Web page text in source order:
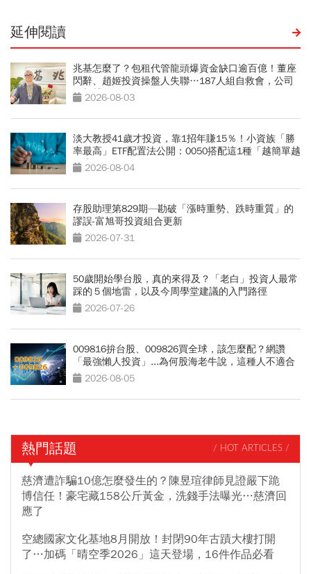
延伸閱讀
兆基怎麼了？包租代管龍頭爆資金缺口逾百億！董座
閃辭、趙姬投資操盤人失聯…187人組自救會，公司
最新聲明
2026-08-03
淡大教授41歲才投資，靠1招年賺15％！小資族「勝
率最高」ETF配置法公開：0050搭配這1種「越簡單越
好賺」
2026-08-04
存股助理第829期—勘破「漲時重勢、跌時重質」的
謬誤-富旭哥投資組合更新
2026-07-31
50歲開始學台股，真的來得及？「老白」投資人最常
踩的５個地雷，以及今周學堂建議的入門路徑
2026-07-26
009816拚台股、009826買全球，該怎麼配？網讚
「最強懶人投資」...為何股海老牛說，這種人不適合
買？2026-08-05
熱門話題 / HOT ARTICLES /
慈濟遭詐騙10億怎麼發生的？陳昱瑄律師見證嚴下跪
博信任！豪宅藏158公斤黃金，洗錢手法曝光…慈濟回
應了
空總國家文化基地8月開放！封閉90年古蹟大樓打開
了…加碼「晴空季2026」這天登場，16件作品必看